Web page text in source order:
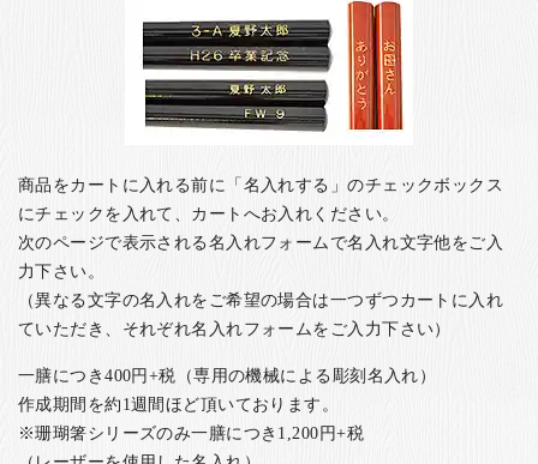
商品をカートに入れる前に「名入れする」のチェックボックス
にチェックを入れて、カートへお入れください。
次のページで表示される名入れフォームで名入れ文字他をご入
力下さい。
（異なる文字の名入れをご希望の場合は一つずつカートに入れ
ていただき、それぞれ名入れフォームをご入力下さい）
一膳につき400円+税（専用の機械による彫刻名入れ）
作成期間を約1週間ほど頂いております。
※珊瑚箸シリーズのみ一膳につき1,200円+税